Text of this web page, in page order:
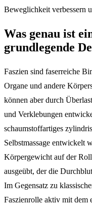
Beweglichkeit verbessern
Was genau ist
grundlegende
Faszien sind faserreiche
Organe und andere
können aber durch
und Verklebungen
schaumstoffartiges
Selbstmassage entwickelt
Körpergewicht auf der
ausgeübt, der die
Im Gegensatz zu
Faszienrolle aktiv mit dem